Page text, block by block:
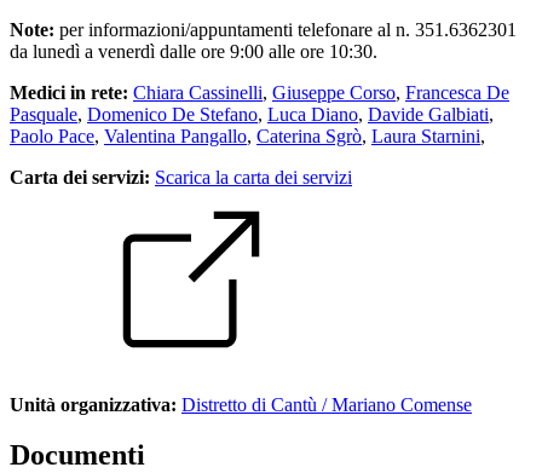
Note: per informazioni/appuntamenti telefonare al n. 351.6362301
da lunedì a venerdì dalle ore 9:00 alle ore 10:30.
Medici in rete: Chiara Cassinelli, Giuseppe Corso, Francesca De
Pasquale, Domenico De Stefano, Luca Diano, Davide Galbiati,
Paolo Pace, Valentina Pangallo, Caterina Sgrò, Laura Starnini,
Carta dei servizi: Scarica la carta dei servizi
Unità organizzativa: Distretto di Cantù / Mariano Comense
Documenti